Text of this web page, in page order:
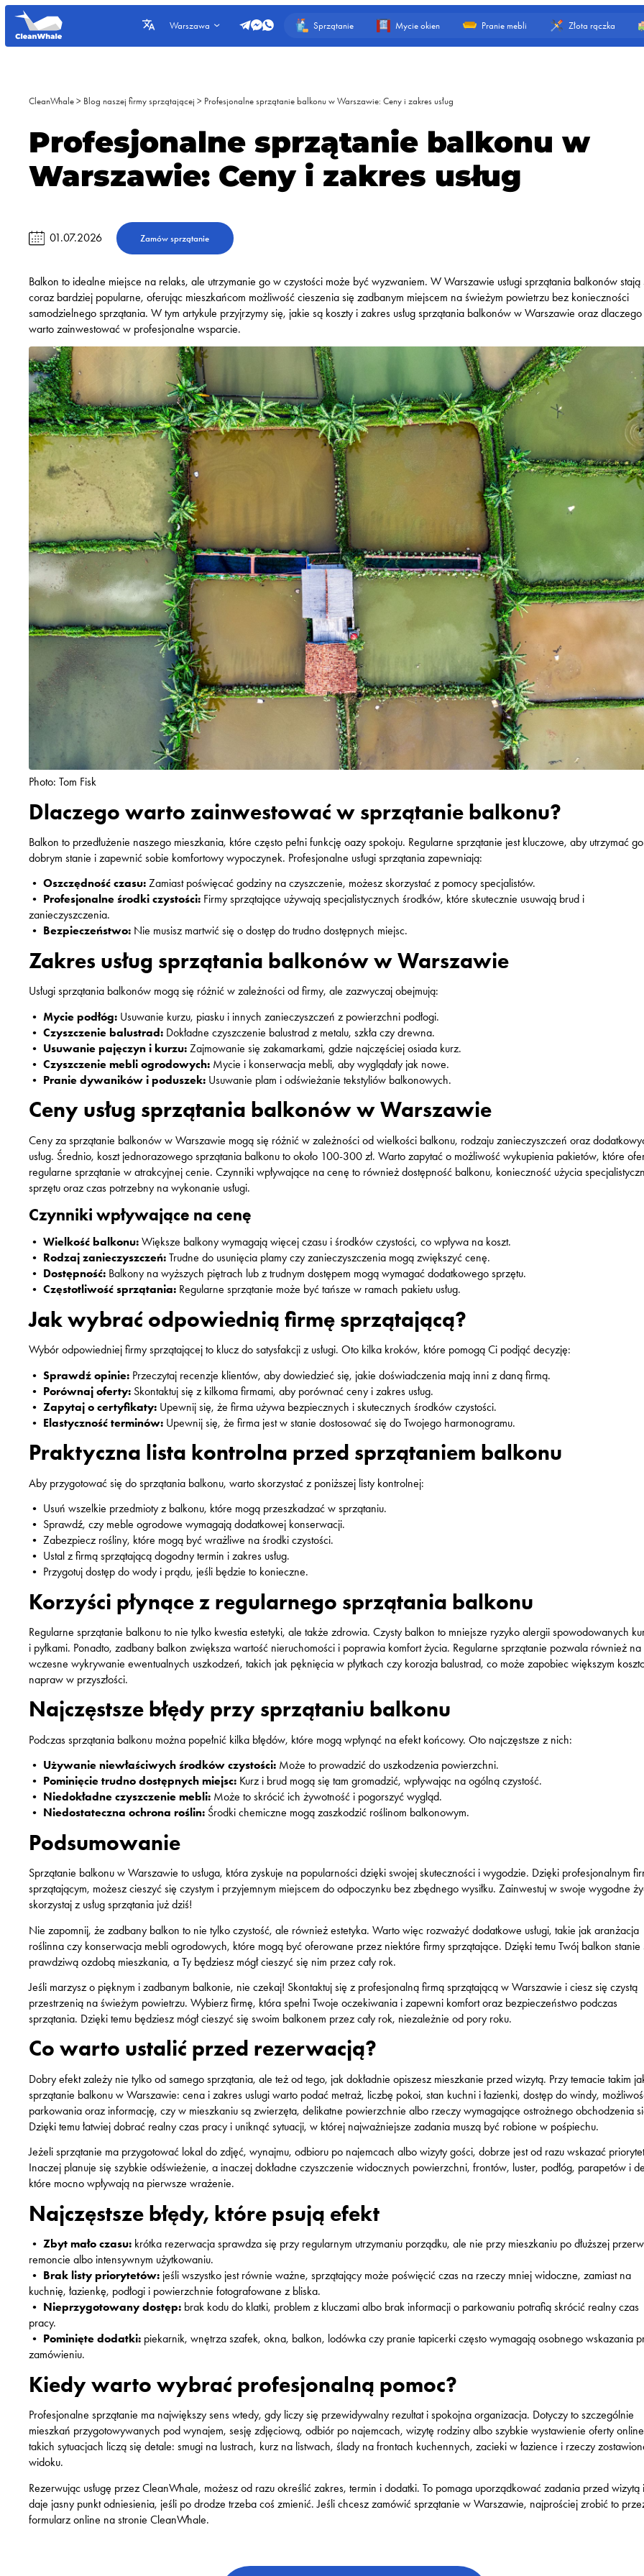
Warszawa Sprzątanie Mycie okien Pranie mebli Złota rączka
CleanWhale > Blog naszej firmy sprzątającej > Profesjonalne sprzątanie balkonu w Warszawie: Ceny i zakres usług
Profesjonalne sprzątanie balkonu w
Warszawie: Ceny i zakres usług
01.07.2026 Zamów sprzątanie
Balkon to idealne miejsce na relaks, ale utrzymanie go w czystości może być wyzwaniem. W Warszawie usługi sprzątania balkonów stają
coraz bardziej popularne, oferując mieszkańcom możliwość cieszenia się zadbanym miejscem na świeżym powietrzu bez konieczności
samodzielnego sprzątania. W tym artykule przyjrzymy się, jakie są koszty i zakres usług sprzątania balkonów w Warszawie oraz dlaczego
warto zainwestować w profesjonalne wsparcie.
Photo: Tom Fisk
Dlaczego warto zainwestować w sprzątanie balkonu?
Balkon to przedłużenie naszego mieszkania, które często pełni funkcję oazy spokoju. Regularne sprzątanie jest kluczowe, aby utrzymać
dobrym stanie i zapewnić sobie komfortowy wypoczynek. Profesjonalne usługi sprzątania zapewniają:
•Oszczędność czasu: Zamiast poświęcać godziny na czyszczenie, możesz skorzystać z pomocy specjalistów.
• Profesjonalne środki czystości: Firmy sprzątające używają specjalistycznych środków, które skutecznie usuwają brud i
zanieczyszczenia.
• Bezpieczeństwo: Nie musisz martwić się o dostęp do trudno dostępnych miejsc.
Zakres usług sprzątania balkonów w Warszawie
Usługi sprzątania balkonów mogą się różnić w zależności od firmy, ale zazwyczaj obejmują:
•Mycie podłóg: Usuwanie kurzu, piasku i innych zanieczyszczeń z powierzchni podłogi.
•Czyszczenie balustrad: Dokładne czyszczenie balustrad z metalu, szkła czy drewna.
• Usuwanie pajęczyn i kurzu: Zajmowanie się zakamarkami, gdzie najczęściej osiada kurz.
•Czyszczenie mebli ogrodowych: Mycie i konserwacja mebli, aby wyglądały jak nowe.
• Pranie dywaników i poduszek: Usuwanie plam i odświeżanie tekstyliów balkonowych.
Ceny usług sprzątania balkonów w Warszawie
Ceny za sprzątanie balkonów w Warszawie mogą się różnić w zależności od wielkości balkonu, rodzaju zanieczyszczeń oraz
usług. Średnio, koszt jednorazowego sprzątania balkonu to około 100-300 zł. Warto zapytać o możliwość wykupienia pakietów, które
regularne sprzątanie w atrakcyjnej cenie. Czynniki wpływające na cenę to również dostępność balkonu, konieczność użycia
sprzętu oraz czas potrzebny na wykonanie usługi.
Czynniki wpływające na cenę
•Wielkość balkonu: Większe balkony wymagają więcej czasu i środków czystości, co wpływa na koszt.
• Rodzaj zanieczyszczeń: Trudne do usunięcia plamy czy zanieczyszczenia mogą zwiększyć cenę.
• Dostępność: Balkony na wyższych piętrach lub z trudnym dostępem mogą wymagać dodatkowego sprzętu.
•Częstotliwość sprzątania: Regularne sprzątanie może być tańsze w ramach pakietu usług.
Jak wybrać odpowiednią firmę sprzątającą?
Wybór odpowiedniej firmy sprzątającej to klucz do satysfakcji z usługi. Oto kilka kroków, które pomogą Ci podjąć decyzję:
•Sprawdź opinie: Przeczytaj recenzje klientów, aby dowiedzieć się, jakie doświadczenia mają inni z daną firmą.
• Porównaj oferty: Skontaktuj się z kilkoma firmami, aby porównać ceny i zakres usług.
• Zapytaj o certyfikaty: Upewnij się, że firma używa bezpiecznych i skutecznych środków czystości.
• Elastyczność terminów: Upewnij się, że firma jest w stanie dostosować się do Twojego harmonogramu.
Praktyczna lista kontrolna przed sprzątaniem balkonu
Aby przygotować się do sprzątania balkonu, warto skorzystać z poniższej listy kontrolnej:
• Usuń wszelkie przedmioty z balkonu, które mogą przeszkadzać w sprzątaniu.
• Sprawdź, czy meble ogrodowe wymagają dodatkowej konserwacji.
• Zabezpiecz rośliny, które mogą być wrażliwe na środki czystości.
• Ustal z firmą sprzątającą dogodny termin i zakres usług.
• Przygotuj dostęp do wody i prądu, jeśli będzie to konieczne.
Korzyści płynące z regularnego sprzątania balkonu
Regularne sprzątanie balkonu to nie tylko kwestia estetyki, ale także zdrowia. Czysty balkon to mniejsze ryzyko alergii spowodowanych
i pyłkami. Ponadto, zadbany balkon zwiększa wartość nieruchomości i poprawia komfort życia. Regularne sprzątanie pozwala również na
wczesne wykrywanie ewentualnych uszkodzeń, takich jak pęknięcia w płytkach czy korozja balustrad, co może zapobiec większym
napraw w przyszłości.
Najczęstsze błędy przy sprzątaniu balkonu
Podczas sprzątania balkonu można popełnić kilka błędów, które mogą wpłynąć na efekt końcowy. Oto najczęstsze z nich:
• Używanie niewłaściwych środków czystości: Może to prowadzić do uszkodzenia powierzchni.
• Pominięcie trudno dostępnych miejsc: Kurz i brud mogą się tam gromadzić, wpływając na ogólną czystość.
• Niedokładne czyszczenie mebli: Może to skrócić ich żywotność i pogorszyć wygląd.
• Niedostateczna ochrona roślin: Środki chemiczne mogą zaszkodzić roślinom balkonowym.
Podsumowanie
Sprzątanie balkonu w Warszawie to usługa, która zyskuje na popularności dzięki swojej skuteczności i wygodzie. Dzięki profesjonalnym
sprzątającym, możesz cieszyć się czystym i przyjemnym miejscem do odpoczynku bez zbędnego wysiłku. Zainwestuj w swoje wygodne
skorzystaj z usług sprzątania już dziś!
Nie zapomnij, że zadbany balkon to nie tylko czystość, ale również estetyka. Warto więc rozważyć dodatkowe usługi, takie jak aranżacja
roślinna czy konserwacja mebli ogrodowych, które mogą być oferowane przez niektóre firmy sprzątające. Dzięki temu Twój balkon stanie
prawdziwą ozdobą mieszkania, a Ty będziesz mógł cieszyć się nim przez cały rok.
Jeśli marzysz o pięknym i zadbanym balkonie, nie czekaj! Skontaktuj się z profesjonalną firmą sprzątającą w Warszawie i ciesz się czystą
przestrzenią na świeżym powietrzu. Wybierz firmę, która spełni Twoje oczekiwania i zapewni komfort oraz bezpieczeństwo podczas
sprzątania. Dzięki temu będziesz mógł cieszyć się swoim balkonem przez cały rok, niezależnie od pory roku.
Co warto ustalić przed rezerwacją?
Dobry efekt zależy nie tylko od samego sprzątania, ale też od tego, jak dokładnie opiszesz mieszkanie przed wizytą. Przy temacie takim
sprzątanie balkonu w Warszawie: cena i zakres uslugi warto podać metraż, liczbę pokoi, stan kuchni i łazienki, dostęp do windy,
parkowania oraz informację, czy w mieszkaniu są zwierzęta, delikatne powierzchnie albo rzeczy wymagające ostrożnego obchodzenia
Dzięki temu łatwiej dobrać realny czas pracy i uniknąć sytuacji, w której najważniejsze zadania muszą być robione w pośpiechu.
Jeżeli sprzątanie ma przygotować lokal do zdjęć, wynajmu, odbioru po najemcach albo wizyty gości, dobrze jest od razu wskazać
Inaczej planuje się szybkie odświeżenie, a inaczej dokładne czyszczenie widocznych powierzchni, frontów, luster, podłóg, parapetów i
które mocno wpływają na pierwsze wrażenie.
Najczęstsze błędy, które psują efekt
•Zbyt mało czasu: krótka rezerwacja sprawdza się przy regularnym utrzymaniu porządku, ale nie przy mieszkaniu po dłuższej
remoncie albo intensywnym użytkowaniu.
• Brak listy priorytetów: jeśli wszystko jest równie ważne, sprzątający może poświęcić czas na rzeczy mniej widoczne, zamiast na
kuchnię, łazienkę, podłogi i powierzchnie fotografowane z bliska.
• Nieprzygotowany dostęp: brak kodu do klatki, problem z kluczami albo brak informacji o parkowaniu potrafią skrócić realny czas
pracy.
• Pominięte dodatki: piekarnik, wnętrza szafek, okna, balkon, lodówka czy pranie tapicerki często wymagają osobnego wskazania
zamówieniu.
Kiedy warto wybrać profesjonalną pomoc?
Profesjonalne sprzątanie ma największy sens wtedy, gdy liczy się przewidywalny rezultat i spokojna organizacja. Dotyczy to szczególnie
mieszkań przygotowywanych pod wynajem, sesję zdjęciową, odbiór po najemcach, wizytę rodziny albo szybkie wystawienie oferty
takich sytuacjach liczą się detale: smugi na lustrach, kurz na listwach, ślady na frontach kuchennych, zacieki w łazience i rzeczy
widoku.
Rezerwując usługę przez CleanWhale, możesz od razu określić zakres, termin i dodatki. To pomaga uporządkować zadania przed wizytą
daje jasny punkt odniesienia, jeśli po drodze trzeba coś zmienić. Jeśli chcesz zamówić sprzątanie w Warszawie, najprościej zrobić to
formularz online na stronie CleanWhale.